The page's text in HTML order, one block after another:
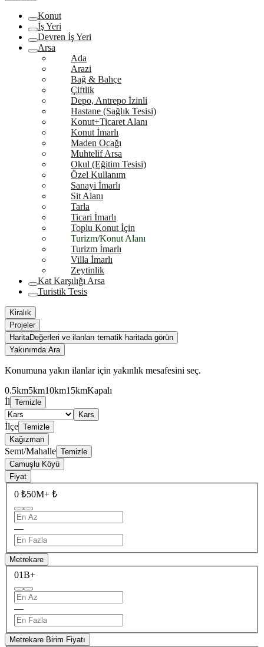
Konut
İş Yeri
Devren İş Yeri
Arsa
Ada
Arazi
Bağ & Bahçe
Çiftlik
Depo, Antrepo İzinli
Hastane (Sağlık Tesisi)
Konut+Ticaret Alanı
Konut İmarlı
Maden Ocağı
Muhtelif Arsa
Okul (Eğitim Tesisi)
Özel Kullanım
Sanayi İmarlı
Sit Alanı
Tarla
Ticari İmarlı
Toplu Konut İçin
Turizm/Konut Alanı
Turizm İmarlı
Villa İmarlı
Zeytinlik
Kat Karşılığı Arsa
Turistik Tesis
Kiralık
Projeler
HaritaDeğerleri ve ilanları tematik haritada görün
Yakınımda Ara
Konumuna yakın ilanlar için yakınlık mesafesini seç.
0.5km5km10km15kmKapalı
İl Temizle
Kars
İlçe Temizle
Kağızman
Semt/Mahalle Temizle
Camuşlu Köyü
Fiyat
0 ₺50M+ ₺
—
Metrekare
01B+
—
Metrekare Birim Fiyatı